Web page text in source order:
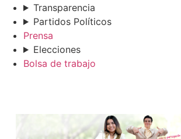
Transparencia
Partidos Políticos
Prensa
Elecciones
Bolsa de trabajo